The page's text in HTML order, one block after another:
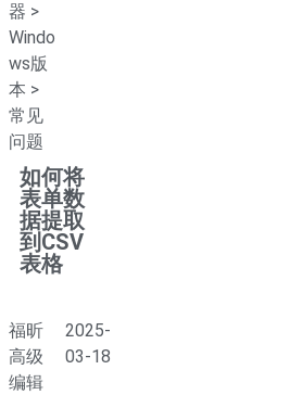
器 >
Windo
ws版
本 >
常见
问题
如何将
表单数
据提取
到CSV
表格
福昕
高级
编辑
2025-
03-18